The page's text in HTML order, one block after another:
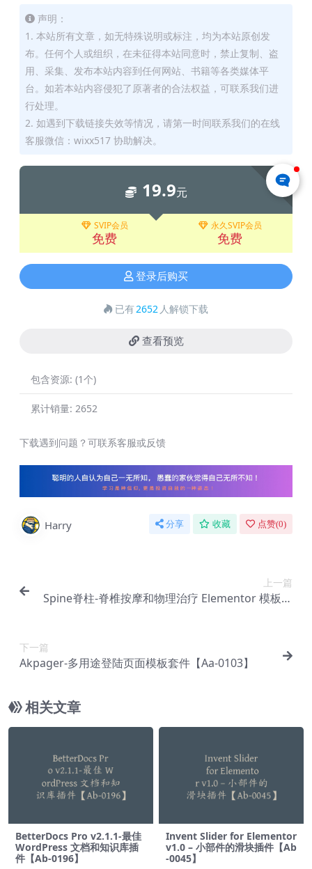
声明：
1. 本站所有文章，如无特殊说明或标注，均为本站原创发
布。任何个人或组织，在未征得本站同意时，禁止复制、盗
用、采集、发布本站内容到任何网站、书籍等各类媒体平
台。如若本站内容侵犯了原著者的合法权益，可联系我们进
行处理。
2. 如遇到下载链接失效等情况，请第一时间联系我们的在线
客服微信：wixx517 协助解决。
下载
19.9元
SVIP会员
免费
永久SVIP会员
免费
登录后购买
已有2652 人解锁下载
查看预览
包含资源: (1个)
累计销量: 2652
下载遇到问题？可联系客服或反馈
Harry 分享 收藏 点赞(0)
上一篇
Spine脊柱-脊椎按摩和物理治疗 Elementor 模板套
下一篇
Akpager-多用途登陆页面模板套件【Aa-0103】
相关文章
BetterDocs Pro v2.1.1-最佳
WordPress 文档和知识库插
件【Ab-0196】
Invent Slider for Elementor
v1.0 – 小部件的滑块插件【Ab
-0045】